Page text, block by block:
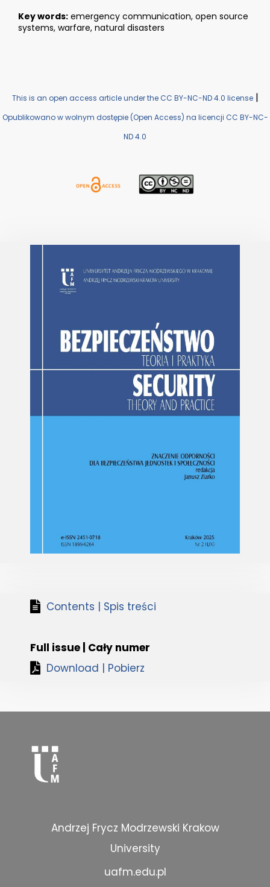
Key words: emergency communication, open source
systems, warfare, natural disasters
This is an open access article under the CC BY-NC-ND 4.0 license|
Opublikowano w wolnym dostępie (Open Access) na licencji CC BY-NC-
ND 4.0
Contents | Spis treści
Full issue | Cały numer
Download | Pobierz
Andrzej Frycz Modrzewski Krakow
University
uafm.edu.pl